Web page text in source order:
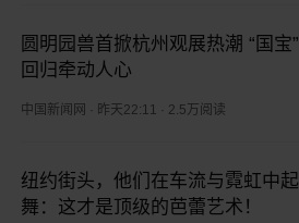
圆明园兽首掀杭州观展热潮 “国宝”
回归牵动人心
中国新闻网 昨天22:11 2.5万阅读
纽约街头，他们在车流与霓虹中起
舞：这才是顶级的芭蕾艺术！